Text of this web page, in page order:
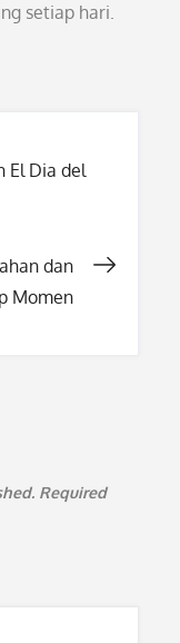
setiap hari.
El Dia del
dan
Momen
Required